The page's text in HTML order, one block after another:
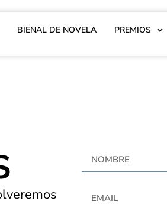
BIENAL DE NOVELA PREMIOS